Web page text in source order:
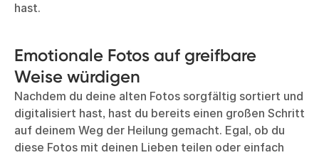
hast.
Emotionale Fotos auf greifbare
Weise würdigen
Nachdem du deine alten Fotos sorgfältig sortiert und
digitalisiert hast, hast du bereits einen großen Schritt
auf deinem Weg der Heilung gemacht. Egal, ob du
diese Fotos mit deinen Lieben teilen oder einfach